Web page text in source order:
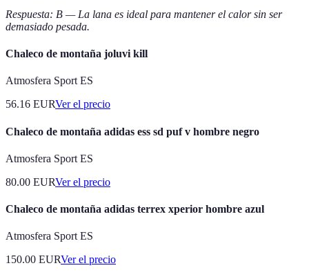
Respuesta: B — La lana es ideal para mantener el calor sin ser
demasiado pesada.
Chaleco de montaña joluvi kill
Atmosfera Sport ES
56.16 EURVer el precio
Chaleco de montaña adidas ess sd puf v hombre negro
Atmosfera Sport ES
80.00 EURVer el precio
Chaleco de montaña adidas terrex xperior hombre azul
Atmosfera Sport ES
150.00 EURVer el precio